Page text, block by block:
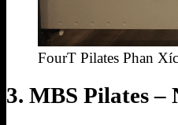
FourT Pilates Phan
3. MBS Pilates –